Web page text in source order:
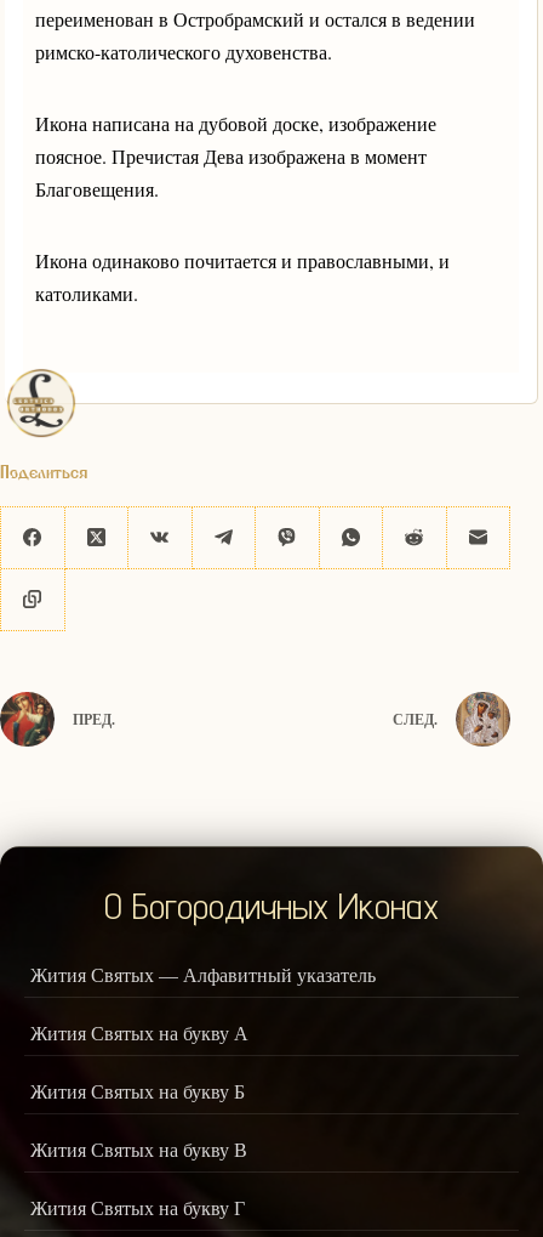
переименован в Остробрамский и остался в ведении
римско-католического духовенства.
Икона написана на дубовой доске, изображение
поясное. Пречистая Дева изображена в момент
Благовещения.
Икона одинаково почитается и православными, и
католиками.
Поделиться
ПРЕД. СЛЕД.
О Богородичных Иконах
Жития Святых — Алфавитный указатель
Жития Святых на букву А
Жития Святых на букву Б
Жития Святых на букву В
Жития Святых на букву Г